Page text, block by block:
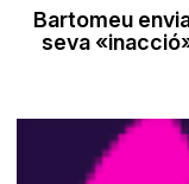
Bartomeu
seva